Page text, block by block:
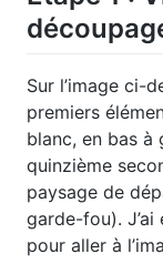
Sur l’image ci-
premiers
blanc, en bas à
quinzième
paysage de
garde-fou).
pour aller à